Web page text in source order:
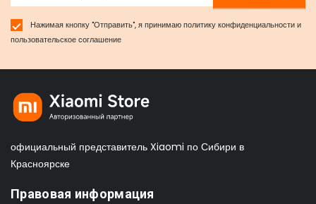
Нажимая кнопку "Отправить", я принимаюполитику конфиденциальностии
пользовательское соглашение
официальный представитель Xiaomi по Сибири в
Красноярске
Правовая информация